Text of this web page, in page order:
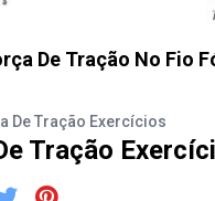
De Tração No Fio
De Tração Exercícios
Tração